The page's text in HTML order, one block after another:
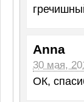
Anna
30 мая,
ОК,